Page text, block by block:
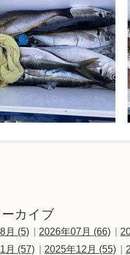
ーカイブ
月 (5) 2026年07月 (66)
月 (57)
2025年12月 (55)